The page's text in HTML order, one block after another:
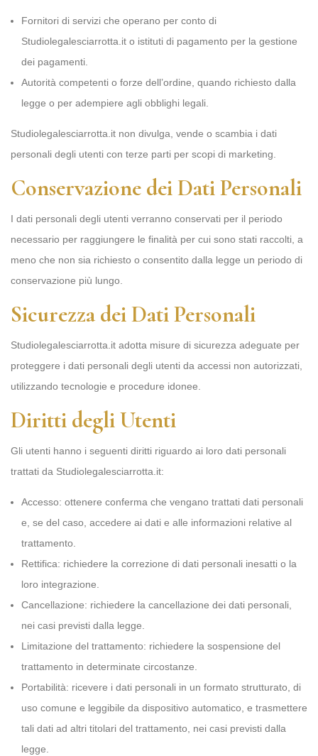
Fornitori di servizi che operano per conto di
Studiolegalesciarrotta.it o istituti di pagamento per la gestione
dei pagamenti.
Autorità competenti o forze dell’ordine, quando richiesto dalla
legge o per adempiere agli obblighi legali.
Studiolegalesciarrotta.it non divulga, vende o scambia i dati
personali degli utenti con terze parti per scopi di marketing.
Conservazione dei Dati Personali
I dati personali degli utenti verranno conservati per il periodo
necessario per raggiungere le finalità per cui sono stati raccolti, a
meno che non sia richiesto o consentito dalla legge un periodo di
conservazione più lungo.
Sicurezza dei Dati Personali
Studiolegalesciarrotta.it adotta misure di sicurezza adeguate per
proteggere i dati personali degli utenti da accessi non autorizzati,
utilizzando tecnologie e procedure idonee.
Diritti degli Utenti
Gli utenti hanno i seguenti diritti riguardo ai loro dati personali
trattati da Studiolegalesciarrotta.it:
Accesso: ottenere conferma che vengano trattati dati personali
e, se del caso, accedere ai dati e alle informazioni relative al
trattamento.
Rettifica: richiedere la correzione di dati personali inesatti o la
loro integrazione.
Cancellazione: richiedere la cancellazione dei dati personali,
nei casi previsti dalla legge.
Limitazione del trattamento: richiedere la sospensione del
trattamento in determinate circostanze.
Portabilità: ricevere i dati personali in un formato strutturato, di
uso comune e leggibile da dispositivo automatico, e trasmettere
tali dati ad altri titolari del trattamento, nei casi previsti dalla
legge.